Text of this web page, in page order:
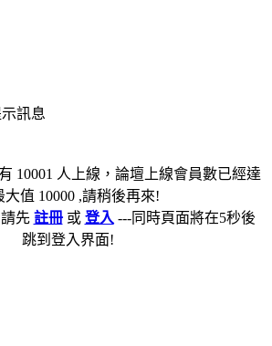
訊息
10001 人上線，論壇上線會員數已經達
大值 10000 ,請稍後再來!
先 註冊或 登入 ---同時頁面將在5秒後
跳到登入界面!